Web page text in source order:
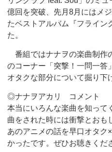
億回を突破、先月8月にはメ
たベストアルバム『フライン
た。
番組ではナナヲの楽曲制作
のコーナー「突撃！一問一答
オタクな部分について掘り下
◎ナナヲアカリ コメント
本当にいろんな楽曲を知って
曲をされた時には衝撃とおも
あのアニメの話を早口オタク
かったです。ぜひお聴きくだ